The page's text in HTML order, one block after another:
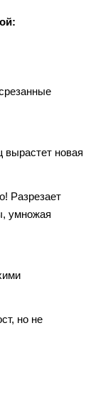
вырастет новая
Разрезает
умножая
но не